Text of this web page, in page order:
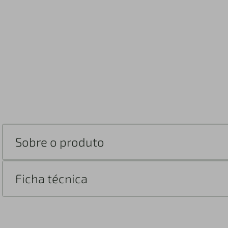
Sobre o produto
Ficha técnica